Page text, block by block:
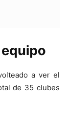
a ver el
de 35 clubes